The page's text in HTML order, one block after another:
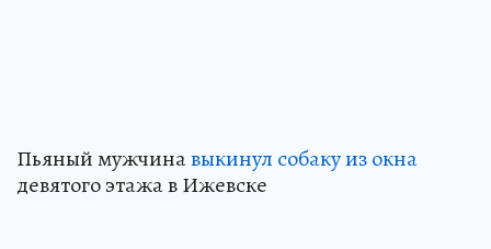
Пьяный мужчинавыкинул собаку из окна
девятого этажа в Ижевске